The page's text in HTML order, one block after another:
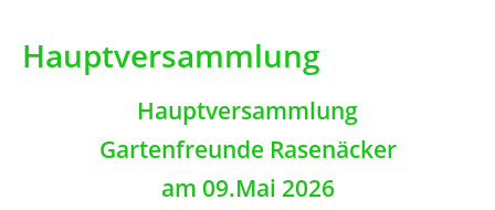
Hauptversammlung
Hauptversammlung
Gartenfreunde Rasenäcker
am 09.Mai 2026